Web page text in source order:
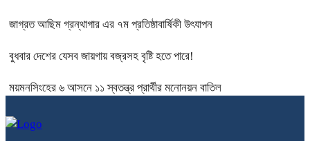
জাগ্রত আছিম গ্রন্থাগার এর ৭ম প্রতিষ্ঠাবার্ষিকী উৎযাপন
বুধবার দেশের যেসব জায়গায় বজ্রসহ বৃষ্টি হতে পারে!
ময়মনসিংহের ৬ আসনে ১১ স্বতন্ত্র প্রার্থীর মনোনয়ন বাতিল